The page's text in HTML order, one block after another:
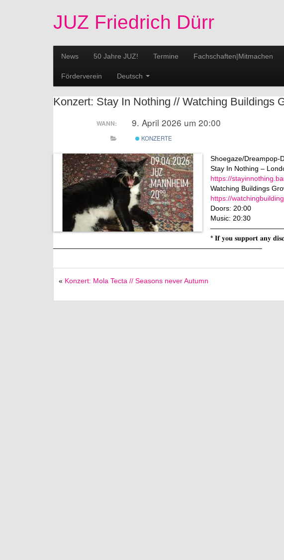
JUZ Friedrich Dürr
News 50 Jahre JUZ! Termine Fachschaften|Mitmachen
Förderverein Deutsch
Konzert: Stay In Nothing // Watching Buildings
WANN: 9. April 2026 um 20:00
KONZERTE
Shoegaze/Dreampop-
Stay In Nothing –
https://
Watching Buildings
https://
Doors: 20:00
Music: 20:30
* 𝐈𝐟 𝐲𝐨𝐮 𝐬𝐮𝐩𝐩𝐨𝐫𝐭 𝐚𝐧𝐲
——————————————————————————————
« Konzert: Mola Tecta // Seasons never Autumn